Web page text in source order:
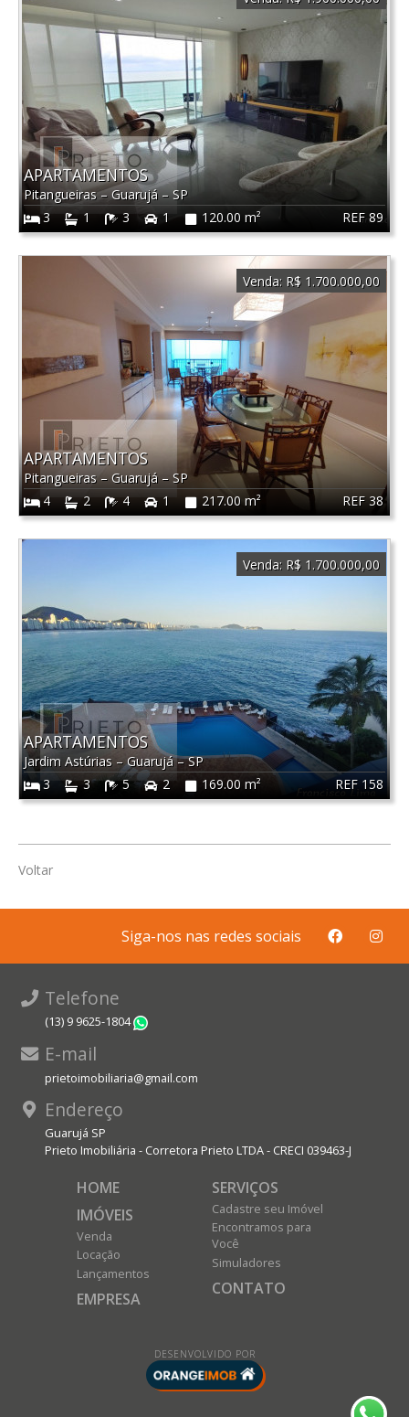
REF 89
APARTAMENTOS
Pitangueiras–Guarujá–SP
3
1 3 1 120.00 m²
REF 38
APARTAMENTOS
Pitangueiras– Guarujá – SP
4
2 4 1 217.00 m²
Venda: R$ 1.700.000,00
REF 158
APARTAMENTOS
Jardim Astúrias – Guarujá–SP
3
3 5 2 169.00 m²
Venda: R$ 1.700.000,00
Voltar
Siga-nos nas redes sociais
Telefone
(13) 9 9625-1804
E-mail
prietoimobiliaria@gmail.com
Endereço
Guarujá SP
Prieto Imobiliária - Corretora Prieto LTDA - CRECI 039463-J
HOME
IMÓVEIS
Venda
Locação
Lançamentos
EMPRESA
SERVIÇOS
Cadastre seu Imóvel
Encontramos para
Você
Simuladores
CONTATO
DESENVOLVIDO POR